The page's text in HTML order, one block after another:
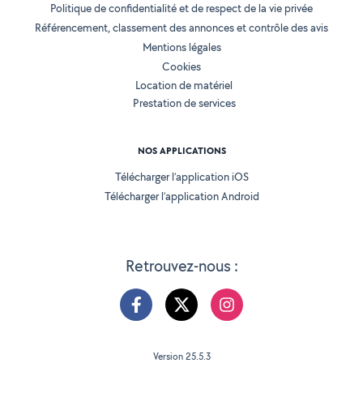
Retrouvez-nous :
Politique de confidentialité et de respect de la vie privée
Référencement, classement des annonces et contrôle des avis
Mentions légales
Cookies
Location de matériel
Prestation de services
NOS APPLICATIONS
Télécharger l’application iOS
Télécharger l’application Android
Version 25.5.3